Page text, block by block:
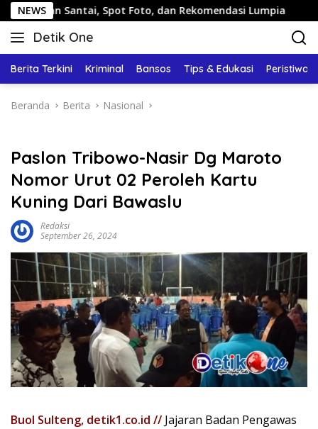
Langsung
ke
konten
NEWS
Santai, Spot Foto, dan Rekomendasi Lumpia
Detik One
Tajam
Fakta
Berita Terkini Kriminal Bansos Tips & Edukasi Peristiwa
Beranda Berita Nasional
Paslon Tribowo-Nasir Dg Maroto
Nomor Urut 02 Peroleh Kartu
Kuning Dari Bawaslu
Redaksi
September 26, 2024
Buol Sulteng, detik1.co.id // Jajaran Badan Pengawas